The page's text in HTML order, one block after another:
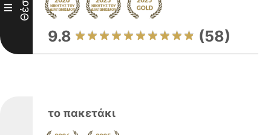
III Θέση
9.8 (58)
το πακετάκι